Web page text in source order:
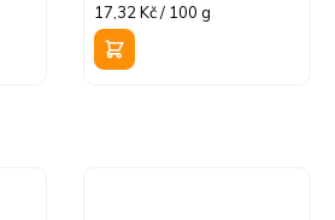
Měrná
cena:
17,32 Kč / 100 g